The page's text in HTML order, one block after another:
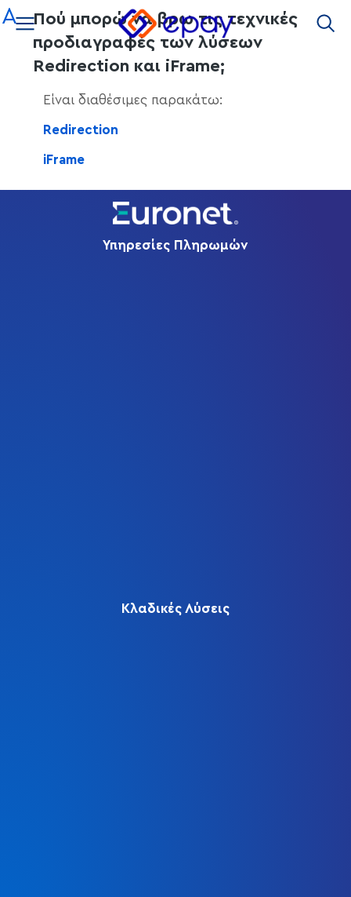
περιεχόμενο
A
Πού μπορώ να βρω τις τεχνικές
προδιαγραφές των λύσεων
Redirection και iFrame;
Είναι διαθέσιμες παρακάτω:
Redirection
iFrame
Υπηρεσίες Πληρωμών
Κλαδικές Λύσεις